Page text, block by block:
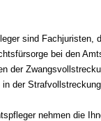
sind
bei den
der
der
nehmen die